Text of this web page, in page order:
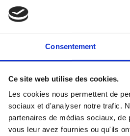
Consentement
Ce site web utilise des cookies.
Les cookies nous permettent de
sociaux et d'analyser notre trafic.
partenaires de médias sociaux,
vous leur avez fournies ou qu'ils